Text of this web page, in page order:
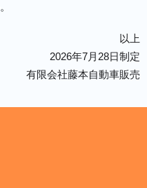
以上
2026年7月28日制定
有限会社藤本自動車販売